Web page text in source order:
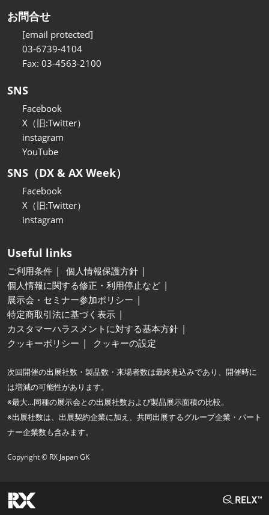
お問合せ
[email protected]
03-6739-4104
Fax: 03-4563-2100
SNS
Facebook
X（旧:Twitter）
instagram
YouTube
SNS（DX & AX Week）
Facebook
X（旧:Twitter）
instagram
Useful links
ご利用条件
個人情報保護方針
個人情報に関する修正・利用停止など
展示会・セミナー参加ポリシー
特定商取引法に基づく表示
カスタマーハラスメントに対する基本方針
クッキーポリシー
クッキーの設定
次回開催の出展社数・製品数・来場者数は最終見込みであり、開催時に
は増減の可能性があります。
※最大…同種の展示会との出展社数および製品展示面積の比較。
※出展社数は、出展契約企業に加え、共同出展するグループ企業・パート
ナー企業数も含みます。
Copyright © RX Japan GK